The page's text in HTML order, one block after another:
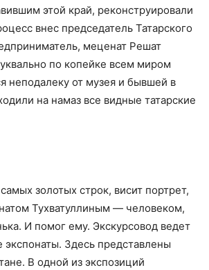
этой край, реконструировали
внес председатель Татарского
меценат Решат
по копейке всем миром
неподалеку от музея и бывшей в
на намаз все видные татарские
золотых строк, висит портрет,
Тухватуллиным — человеком,
И помог ему. Экскурсовод ведет
экспонаты. Здесь представлены
В одной из экспозиций